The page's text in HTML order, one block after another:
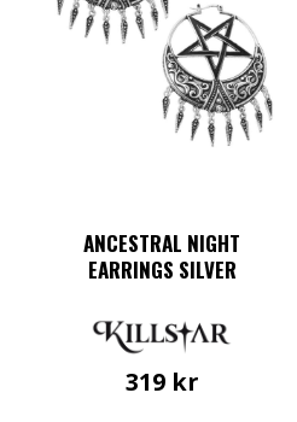
ANCESTRAL NIGHT
EARRINGS SILVER
319 kr